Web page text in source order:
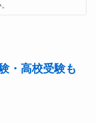
・高校受験も